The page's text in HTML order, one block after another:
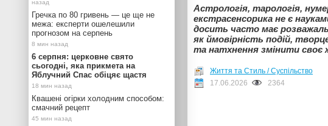
Астрологія, тарологія,
екстрасенсорика не є
досить часто має
як ймовірність подій,
та натхнення змінити
Життя та Стиль / Суспільство
17.06.2026
2364
Гречка по 80 гривень — це ще не
межа: експерти ошелешили
прогнозом на серпень
6 серпня: церковне свято
сьогодні, яка прикмета на
Яблучний Спас обіцяє щастя
Квашені огірки холодним способом:
смачний рецепт